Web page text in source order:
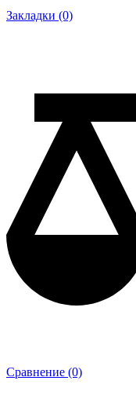
Закладки (0)
Сравнение (0)